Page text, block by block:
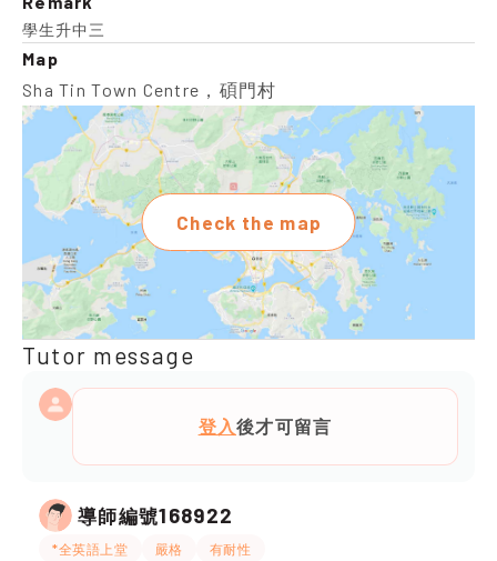
學生升中三
Map
Sha Tin Town Centre，碩門村
Check the map
Tutor message
登入後才可留言
導師編號168922
*全英語上堂 嚴格 有耐性